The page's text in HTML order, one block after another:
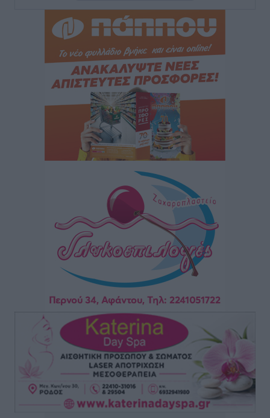
Δεύτερη πηγή εισοδήματος για τους επαγγελματίες
ψαράδες ο αλιευτικός τουρισμός
πριν 2 ώρες
Ακαθάριστα οικόπεδα: Τι γίνεται όταν ο ιδιοκτήτης
δεν τα καθαρίσει – Πώς κινούνται δήμοι και ΠΣ,
ποιος πληρώνει τον λογαριασμό
πριν 2 ώρες
Πού κινούνται οι κρατήσεις last minute σε Ελλάδα
Οδηγός στη Ρόδο τράκαρε σταθμευμένο αυτοκίνητο,
παρέσυρε 72χρονο και διέφυγε
Τοπικές Ειδήσεις
Το νέο Ειδικό Χωροταξικό για τον Τουρισμό
ξανασχεδιάζει τον επενδυτικό χάρτη της Ρόδου
Τοπικές Ειδήσεις πριν 4 ώρες
Γιάννης Βασιλάκης: «Η Πρωτοβάθμια Φροντίδα
Υγείας πρέπει να φτάνει σε κάθε γωνιά – Ενισχύουμε
τις δομές, δεν τις αποδυναμώνουμε»
Συνεντεύξεις• πριν 4 ώρες